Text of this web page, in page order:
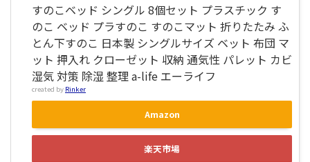
すのこベッド シングル 8個セット プラスチック す
のこ ベッド プラすのこ すのこマット 折りたたみ ふ
とん下すのこ 日本製 シングルサイズ ベット 布団 マ
ット 押入れ クローゼット 収納 通気性 パレット カビ
湿気 対策 除湿 整理 a-life エーライフ
created by Rinker
Amazon
楽天市場